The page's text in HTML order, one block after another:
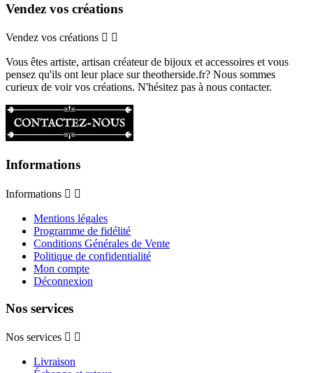
Vendez vos créations
Vendez vos créations  
Vous êtes artiste, artisan créateur de bijoux et accessoires et vous
pensez qu'ils ont leur place sur theotherside.fr? Nous sommes
curieux de voir vos créations. N'hésitez pas à nous contacter.
Informations
Informations  
Mentions légales
Programme de fidélité
Conditions Générales de Vente
Politique de confidentialité
Mon compte
Déconnexion
Nos services
Nos services  
Livraison